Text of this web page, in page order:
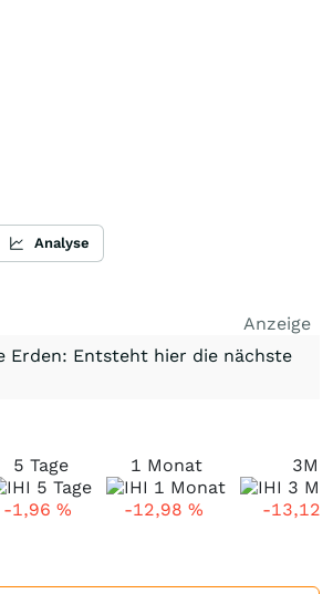
Analyse
Anzeige
Erden: Entsteht hier die nächste
5 Tage
-1,96 %
1 Monat
-12,98 %
3M
-13,12